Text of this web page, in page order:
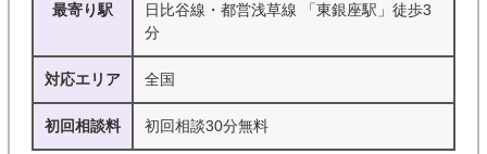
最寄り駅
日比谷線・都営浅草線 「東銀座駅」徒歩3
分
対応エリア 全国
初回相談料 初回相談30分無料